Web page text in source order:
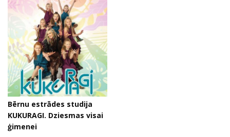
Bērnu estrādes studija
KUKURAGI. Dziesmas visai
ģimenei